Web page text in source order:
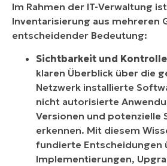
Wie kann ich den
einsehen?
Kann ich in NinjaOne einen
Softwarebestand erstellen?
Im Rahmen der IT-Verwaltung
Inventarisierung aus mehreren
entscheidender Bedeutung:
Sichtbarkeit und Kontrolle
klaren Überblick über die
Netzwerk installierte
nicht autorisierte
Versionen und potenzielle
erkennen. Mit diesem
fundierte Entscheidungen
Implementierungen,